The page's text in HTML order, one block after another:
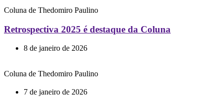
Coluna de Thedomiro Paulino
Retrospectiva 2025 é destaque da Coluna
8 de janeiro de 2026
Coluna de Thedomiro Paulino
7 de janeiro de 2026